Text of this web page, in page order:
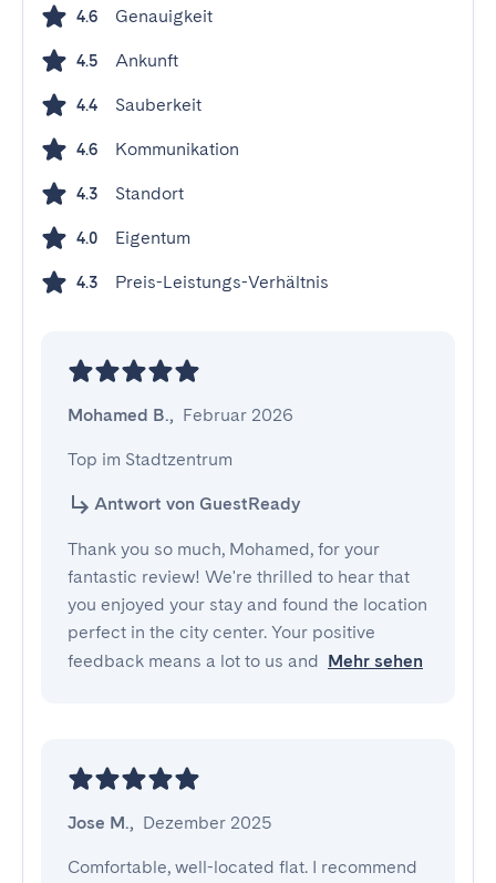
4.6 Genauigkeit
4.5 Ankunft
4.4 Sauberkeit
4.6 Kommunikation
4.3 Standort
4.0 Eigentum
4.3 Preis-Leistungs-Verhältnis
Mohamed B., Februar 2026
Top im Stadtzentrum
Antwort von GuestReady
Thank you so much, Mohamed, for your
fantastic review! We're thrilled to hear that
you enjoyed your stay and found the location
perfect in the city center. Your positive
feedback means a lot to us and Mehr sehen
Jose M., Dezember 2025
Comfortable, well-located flat. I recommend